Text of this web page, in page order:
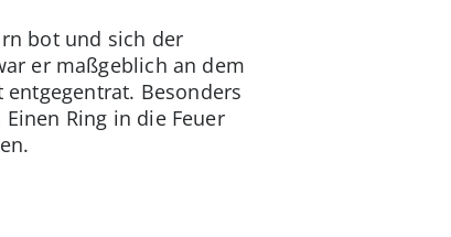
bot und sich der
er maßgeblich an dem
Besonders
Ring in die Feuer